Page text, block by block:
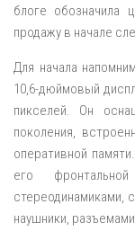
блоге обозначила
продажу в начале
Для начала
10,6-дюймовый
пикселей. Он
поколения,
оперативной
его
стереодинамиками,
наушники,